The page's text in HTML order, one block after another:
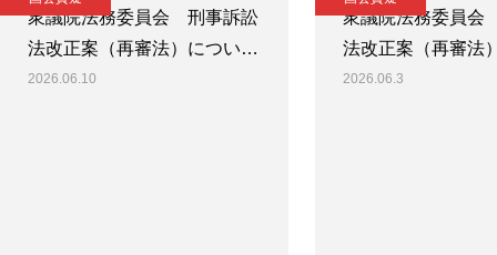
衆議院法務委員会 刑事訴訟
法改正案（再審法）につい…
2026.06.10
衆議院法務委員
法改正案（再審法
2026.06.3